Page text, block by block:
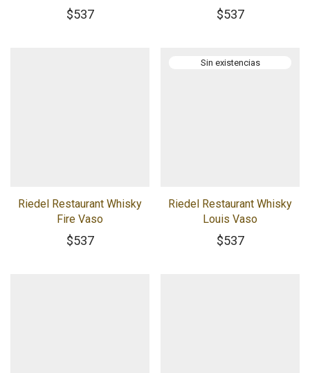
$537 $537
Riedel Restaurant Whisky
Fire Vaso
$537
Riedel Restaurant Whisky
Louis Vaso
$537